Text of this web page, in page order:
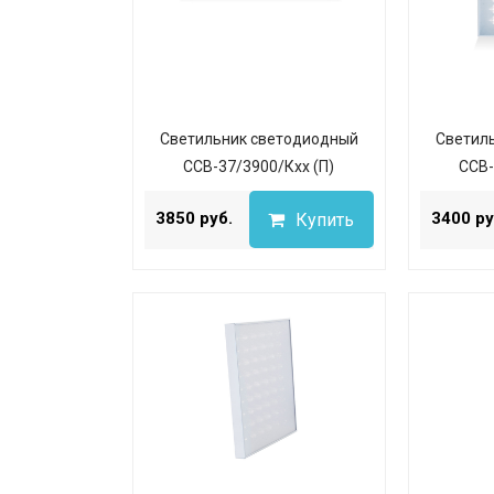
Светильник светодиодный
ССВ-37/3900/Кхх (П)
3850 руб. Купить 3400